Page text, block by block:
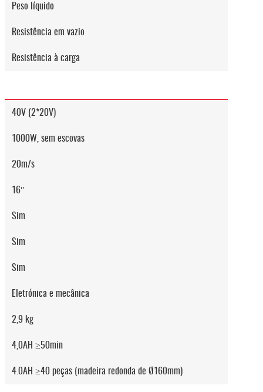
Peso líquido
Resistência em vazio
Resistência à carga
40V (2*20V)
1000W, sem escovas
20m/s
16″
Sim
Sim
Sim
Eletrónica e mecânica
2,9 kg
4,0AH ≥50min
4.0AH ≥40 peças (madeira redonda de Ø160mm)